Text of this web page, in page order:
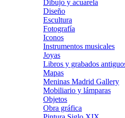
Dibujo y acuarela
Diseño
Escultura
Fotografía
Iconos
Instrumentos musicales
Joyas
Libros y grabados
Mapas
Meninas Madrid Gallery
Mobiliario y lámparas
Objetos
Obra gráfica